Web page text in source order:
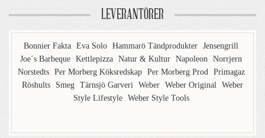
LEVERANTÖRER
Bonnier Fakta Eva Solo Hammarö Tändprodukter Jensengrill
Joe´s Barbeque Kettlepizza Natur & Kultur Napoleon Norrjern
Norstedts Per Morberg Köksredskap Per Morberg Prod Primagaz
Röshults
Smeg Tärnsjö Garveri Weber Weber Original Weber
Style Lifestyle Weber Style Tools